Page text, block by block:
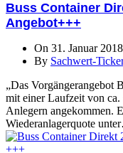
Buss Container
Angebot+++
On 31. Januar 2018
By Sachwert-
„Das Vorgängerangebot
mit einer Laufzeit von
Anlegern angekommen.
Wiederanlagerquote